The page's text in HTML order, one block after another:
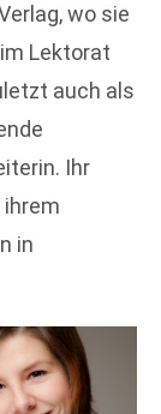
wo sie
Lektorat
auch als
Ihr
in